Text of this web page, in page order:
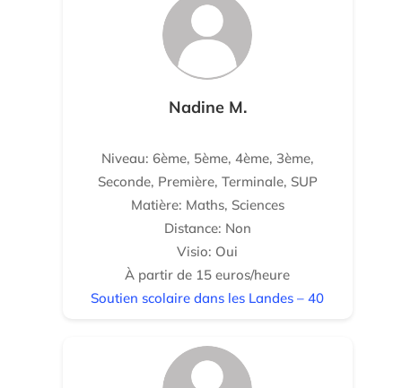
Nadine M.
Niveau: 6ème, 5ème, 4ème, 3ème,
Seconde, Première, Terminale, SUP
Matière: Maths, Sciences
Distance: Non
Visio: Oui
À partir de 15 euros/heure
Soutien scolaire dans les Landes – 40